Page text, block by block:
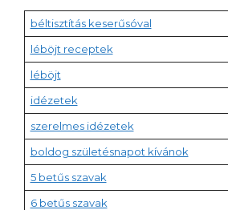
béltisztítás keserűsóval
léböjt receptek
léböjt
idézetek
szerelmes idézetek
boldog születésnapot kívánok
5 betűs szavak
6 betűs szavak